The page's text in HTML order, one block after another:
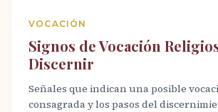
VOCACIÓN
Signos de Vocación
Discernir
Señales que indican una posible
consagrada y los pasos del